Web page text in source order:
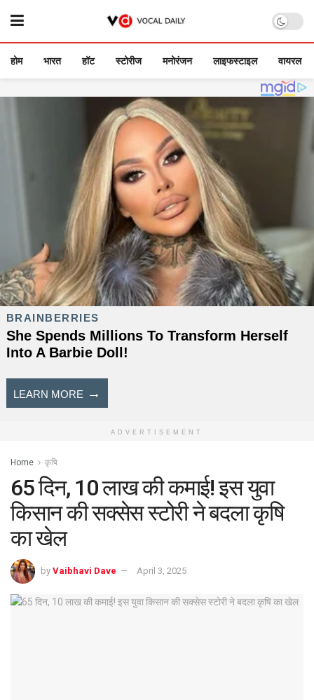
होम भारत हॉट स्टोरीज मनोरंजन लाइफस्टाइल वायरल
ADVERTISEMENT
Home कृषि
65 दिन, 10 लाख की कमाई! इस युवा
किसान की सक्सेस स्टोरी ने बदला कृषि
का खेल
by Vaibhavi Dave April 3, 2025